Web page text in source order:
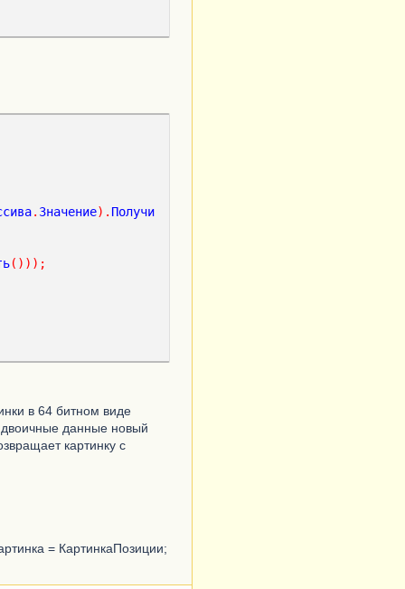
. Значение). Получи
()));
в 64 битном виде
данные новый
картинку с
= КартинкаПозиции;